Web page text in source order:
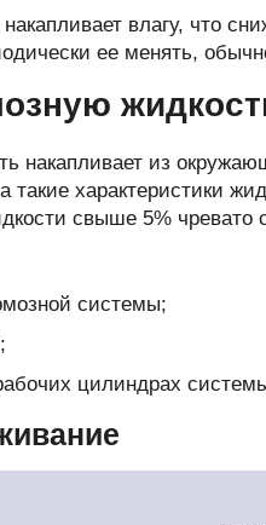
стартера
генераторов
генератора
влагу, что
ее менять,
накапливает из
характеристики
свыше 5% чревато
системы;
цилиндрах